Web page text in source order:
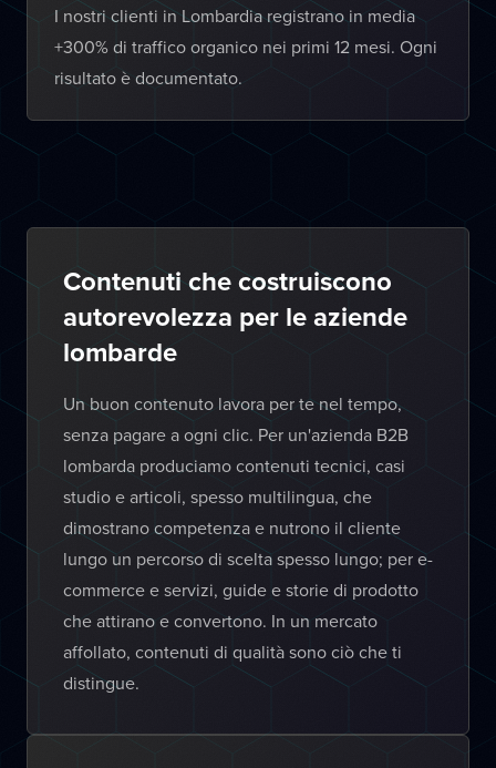
I nostri clienti in Lombardia registrano in media
+300% di traffico organico nei primi 12 mesi. Ogni
risultato è documentato.
Contenuti che costruiscono
autorevolezza per le aziende
lombarde
Un buon contenuto lavora per te nel tempo,
senza pagare a ogni clic. Per un'azienda B2B
lombarda produciamo contenuti tecnici, casi
studio e articoli, spesso multilingua, che
dimostrano competenza e nutrono il cliente
lungo un percorso di scelta spesso lungo; per e-
commerce e servizi, guide e storie di prodotto
che attirano e convertono. In un mercato
affollato, contenuti di qualità sono ciò che ti
distingue.